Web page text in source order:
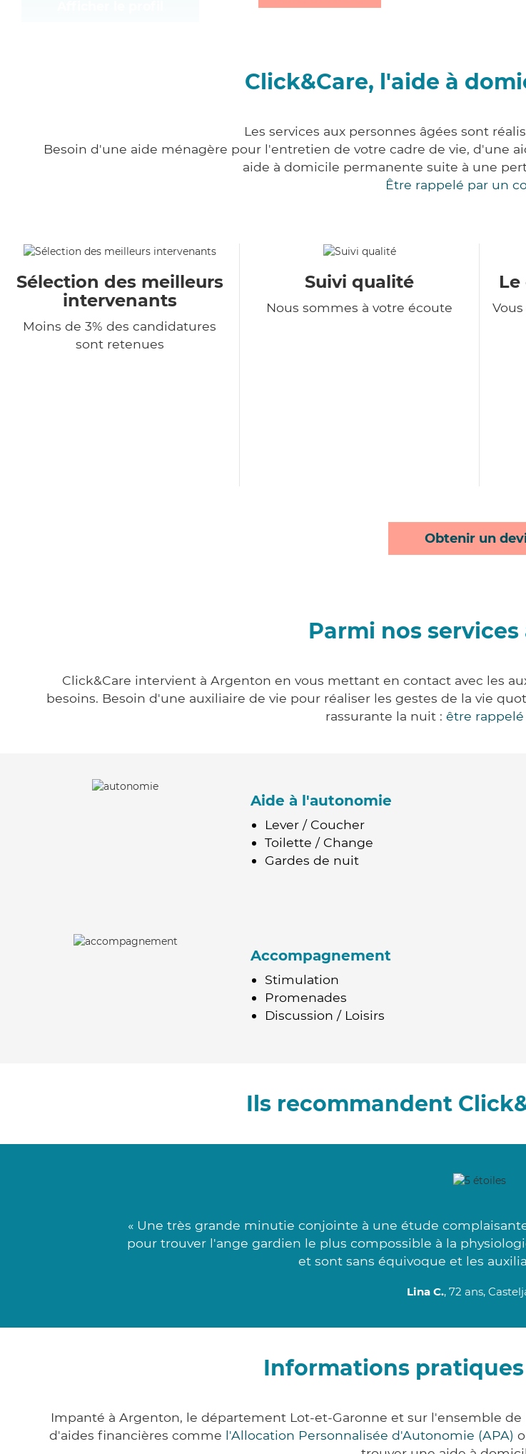
Click&Care, l'aide à
Les services aux personnes âgées sont
Besoin d'une aide ménagère pour l'entretien de votre cadre de vie, d'une
aide à domicile permanente suite à une
Être rappelé par un
Sélection des meilleurs
intervenants
Moins de 3% des candidatures
sont retenues
Suivi qualité
Nous sommes à votre écoute
Obtenir un
Parmi nos
Click&Care intervient à Argenton en vous mettant en contact avec les
besoins. Besoin d'une auxiliaire de vie pour réaliser les gestes de la vie
rassurante la nuit : être
Aide à l'autonomie
Lever / Coucher
Toilette / Change
Gardes de nuit
Accompagnement
Stimulation
Promenades
Discussion / Loisirs
Ils recommandent
« Une très grande minutie conjointe à une étude
pour trouver l'ange gardien le plus compossible à la
et sont sans équivoque et les
Lina C., 72 ans,
Informations
Impanté à Argenton, le département Lot-et-Garonne et sur l'ensemble de
d'aides financières comme l'Allocation Personnalisée d'Autonomie (APA)